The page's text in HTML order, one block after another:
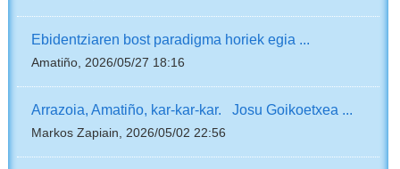
Ebidentziaren bost paradigma horiek egia ...
Amatiño, 2026/05/27 18:16
Arrazoia, Amatiño, kar-kar-kar. Josu Goikoetxea ...
Markos Zapiain, 2026/05/02 22:56